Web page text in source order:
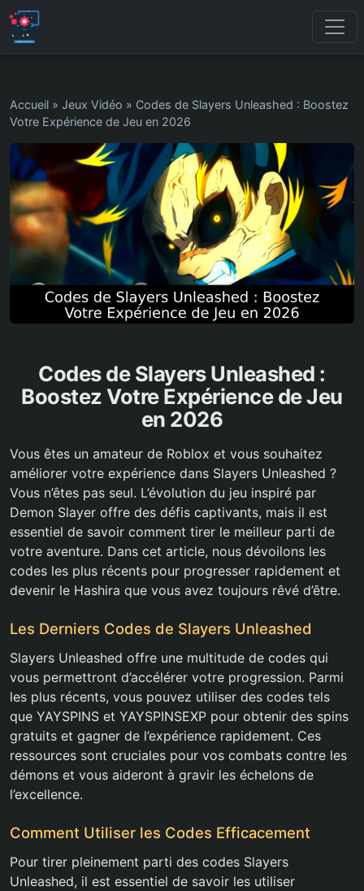
Accueil » Jeux Vidéo » Codes de Slayers Unleashed : Boostez
Votre Expérience de Jeu en 2026
Codes de Slayers Unleashed :
Boostez Votre Expérience de Jeu
en 2026
Vous êtes un amateur de Roblox et vous souhaitez
améliorer votre expérience dans Slayers Unleashed ?
Vous n’êtes pas seul. L’évolution du jeu inspiré par
Demon Slayer offre des défis captivants, mais il est
essentiel de savoir comment tirer le meilleur parti de
votre aventure. Dans cet article, nous dévoilons les
codes les plus récents pour progresser rapidement et
devenir le Hashira que vous avez toujours rêvé d’être.
Les Derniers Codes de Slayers Unleashed
Slayers Unleashed offre une multitude de codes qui
vous permettront d’accélérer votre progression. Parmi
les plus récents, vous pouvez utiliser des codes tels
que YAYSPINS et YAYSPINSEXP pour obtenir des spins
gratuits et gagner de l’expérience rapidement. Ces
ressources sont cruciales pour vos combats contre les
démons et vous aideront à gravir les échelons de
l’excellence.
Comment Utiliser les Codes Efficacement
Pour tirer pleinement parti des codes Slayers
Unleashed, il est essentiel de savoir les utiliser